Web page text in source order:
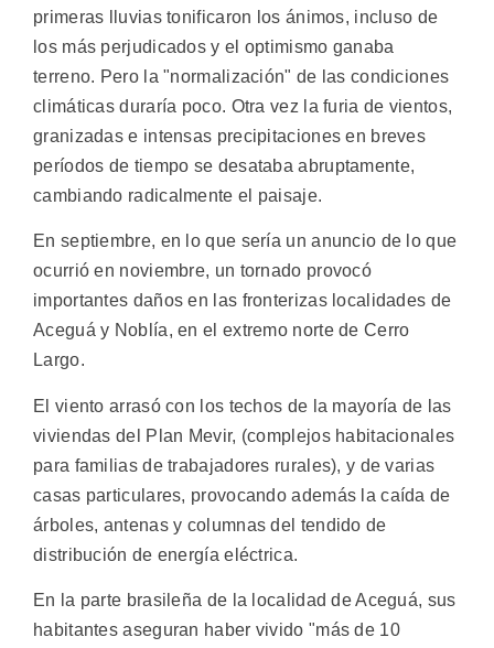
primeras lluvias tonificaron los ánimos, incluso de
los más perjudicados y el optimismo ganaba
terreno. Pero la "normalización" de las condiciones
climáticas duraría poco. Otra vez la furia de vientos,
granizadas e intensas precipitaciones en breves
períodos de tiempo se desataba abruptamente,
cambiando radicalmente el paisaje.
En septiembre, en lo que sería un anuncio de lo que
ocurrió en noviembre, un tornado provocó
importantes daños en las fronterizas localidades de
Aceguá y Noblía, en el extremo norte de Cerro
Largo.
El viento arrasó con los techos de la mayoría de las
viviendas del Plan Mevir, (complejos habitacionales
para familias de trabajadores rurales), y de varias
casas particulares, provocando además la caída de
árboles, antenas y columnas del tendido de
distribución de energía eléctrica.
En la parte brasileña de la localidad de Aceguá, sus
habitantes aseguran haber vivido "más de 10